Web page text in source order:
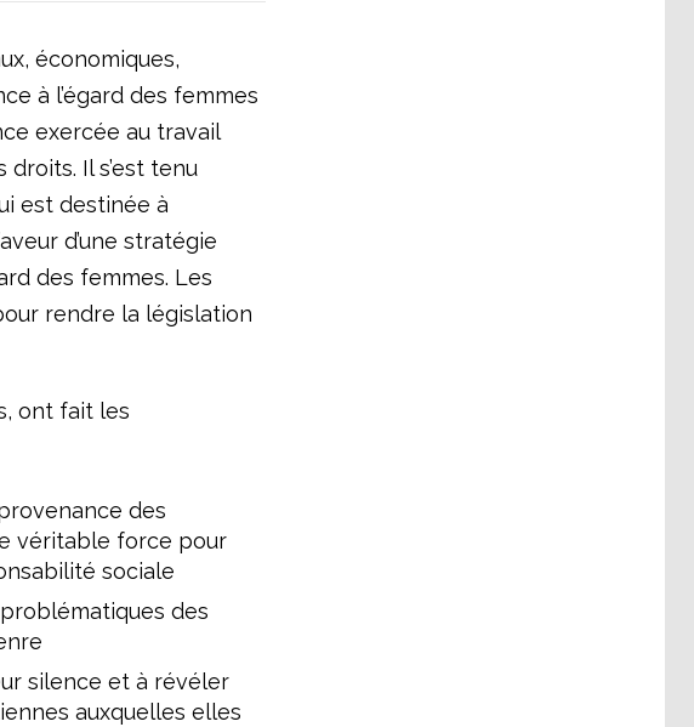
économiques,
à l’égard des femmes
exercée au travail
Il s’est tenu
est destinée à
d’une stratégie
des femmes. Les
rendre la législation
ont fait les
des
véritable force pour
sociale
des
silence et à révéler
auxquelles elles